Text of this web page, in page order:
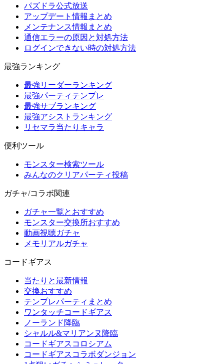
パズドラ公式放送
アップデート情報まとめ
メンテナンス情報まとめ
通信エラーの原因と対処方法
ログインできない時の対処方法
最強ランキング
最強リーダーランキング
最強パーティテンプレ
最強サブランキング
最強アシストランキング
リセマラ当たりキャラ
便利ツール
モンスター検索ツール
みんなのクリアパーティ投稿
ガチャ/コラボ関連
ガチャ一覧とおすすめ
モンスター交換所おすすめ
動画視聴ガチャ
メモリアルガチャ
コードギアス
当たりと最新情報
交換おすすめ
テンプレパーティまとめ
ワンタッチコードギアス
ノーランド降臨
シャルル&マリアンヌ降臨
コードギアスコロシアム
コードギアスコラボダンジョン